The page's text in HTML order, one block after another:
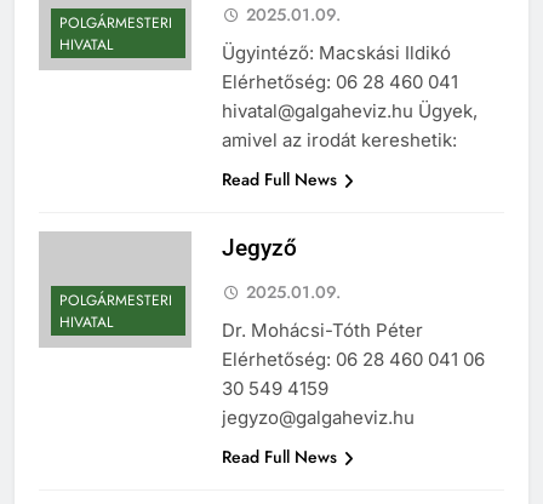
POLGÁRMESTERI
HIVATAL
2025.01.09.
Ügyintéző: Macskási Ildikó
Elérhetőség: 06 28 460 041
hivatal@galgaheviz.hu Ügyek,
amivel az irodát kereshetik:
Read Full News
POLGÁRMESTERI
HIVATAL
Jegyző
2025.01.09.
Dr. Mohácsi-Tóth Péter
Elérhetőség: 06 28 460 041 06
30 549 4159
jegyzo@galgaheviz.hu
Read Full News